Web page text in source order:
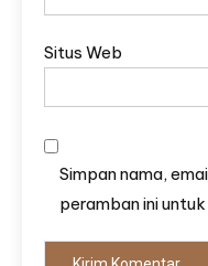
Situs Web
Simpan nama,
peramban ini